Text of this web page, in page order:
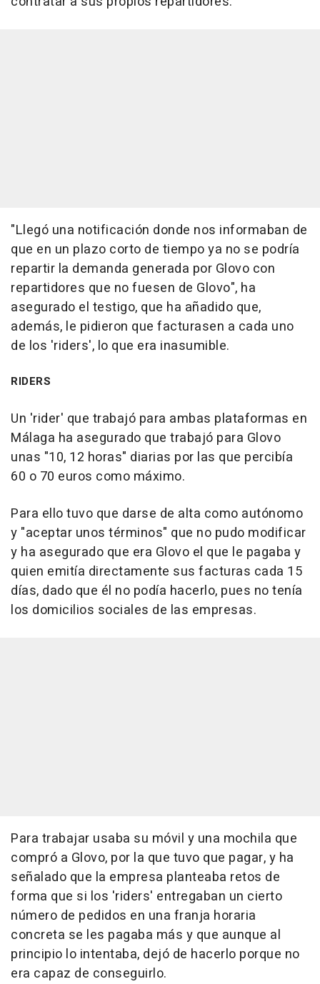
"Llegó una notificación donde nos informaban de
que en un plazo corto de tiempo ya no se podría
repartir la demanda generada por Glovo con
repartidores que no fuesen de Glovo", ha
asegurado el testigo, que ha añadido que,
además, le pidieron que facturasen a cada uno
de los 'riders', lo que era inasumible.
RIDERS
Un 'rider' que trabajó para ambas plataformas en
Málaga ha asegurado que trabajó para Glovo
unas "10, 12 horas" diarias por las que percibía
60 o 70 euros como máximo.
Para ello tuvo que darse de alta como autónomo
y "aceptar unos términos" que no pudo modificar
y ha asegurado que era Glovo el que le pagaba y
quien emitía directamente sus facturas cada 15
días, dado que él no podía hacerlo, pues no tenía
los domicilios sociales de las empresas.
Para trabajar usaba su móvil y una mochila que
compró a Glovo, por la que tuvo que pagar, y ha
señalado que la empresa planteaba retos de
forma que si los 'riders' entregaban un cierto
número de pedidos en una franja horaria
concreta se les pagaba más y que aunque al
principio lo intentaba, dejó de hacerlo porque no
era capaz de conseguirlo.